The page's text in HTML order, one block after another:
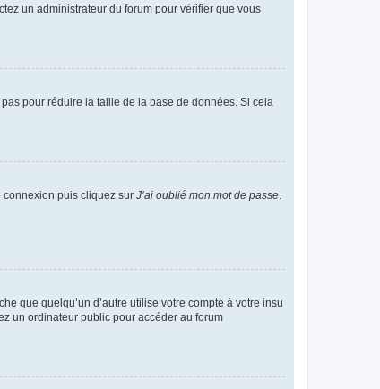
un administrateur du forum pour vérifier que vous
pour réduire la taille de la base de données. Si cela
connexion puis cliquez sur J’ai oublié mon mot de passe.
que quelqu’un d’autre utilise votre compte à votre insu
un ordinateur public pour accéder au forum